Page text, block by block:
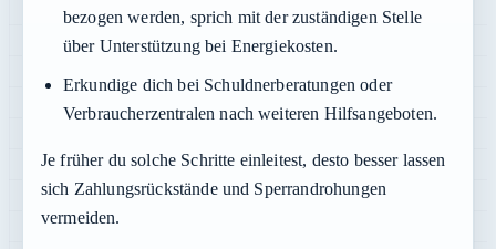
bezogen werden, sprich mit der zuständigen Stelle
über Unterstützung bei Energiekosten.
Erkundige dich bei Schuldnerberatungen oder
Verbraucherzentralen nach weiteren Hilfsangeboten.
Je früher du solche Schritte einleitest, desto besser lassen
sich Zahlungsrückstände und Sperrandrohungen
vermeiden.